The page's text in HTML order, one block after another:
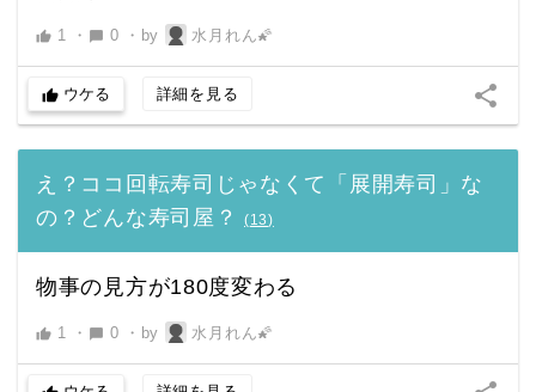
thumb_up 1 ・ chat_bubble 0 ・ by 水月れん🌠
thumb_up ウケる 詳細を見る share
え？ココ回転寿司じゃなくて「展開寿司」な
の？どんな寿司屋？
(13)
物事の見方が180度変わる
thumb_up 1 ・ chat_bubble 0 ・ by 水月れん🌠